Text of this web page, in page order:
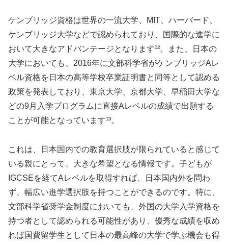
ケンブリッジ資格は世界の一流大学、MIT、ハーバード、
ケンブリッジ大学などで認められており、国際的な進学に
おいて大きなアドバンテージとなります¹²。また、日本の
大学においても、2016年に文部科学省がケンブリッジAレ
ベル資格を日本の高等学校卒業証明書と同等として認める
政策を発表しており、東京大学、京都大学、早稲田大学な
どの9月入学プログラムに直接Aレベルの成績で出願する
ことが可能となっています¹³。
これは、日本国内での教育選択肢が限られていると感じて
いる親にとって、大きな希望となる情報です。子どもが
IGCSEを経てAレベルを取得すれば、日本国内外を問わ
ず、幅広い進学選択肢を持つことができるのです。特に、
文部科学省奨学金制度においても、外国の大学入学資格を
持つ者として認められる可能性があり、優秀な成績を収め
れば国費留学生として日本の最高峰の大学で学ぶ機会も得